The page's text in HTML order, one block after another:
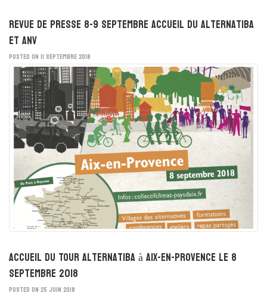
Revue de presse 8-9 septembre Accueil du Alternatiba
et ANV
POSTED ON 11 SEPTEMBRE 2018
Accueil du Tour Alternatiba à Aix-en-Provence le 8
septembre 2018
POSTED ON 25 JUIN 2018